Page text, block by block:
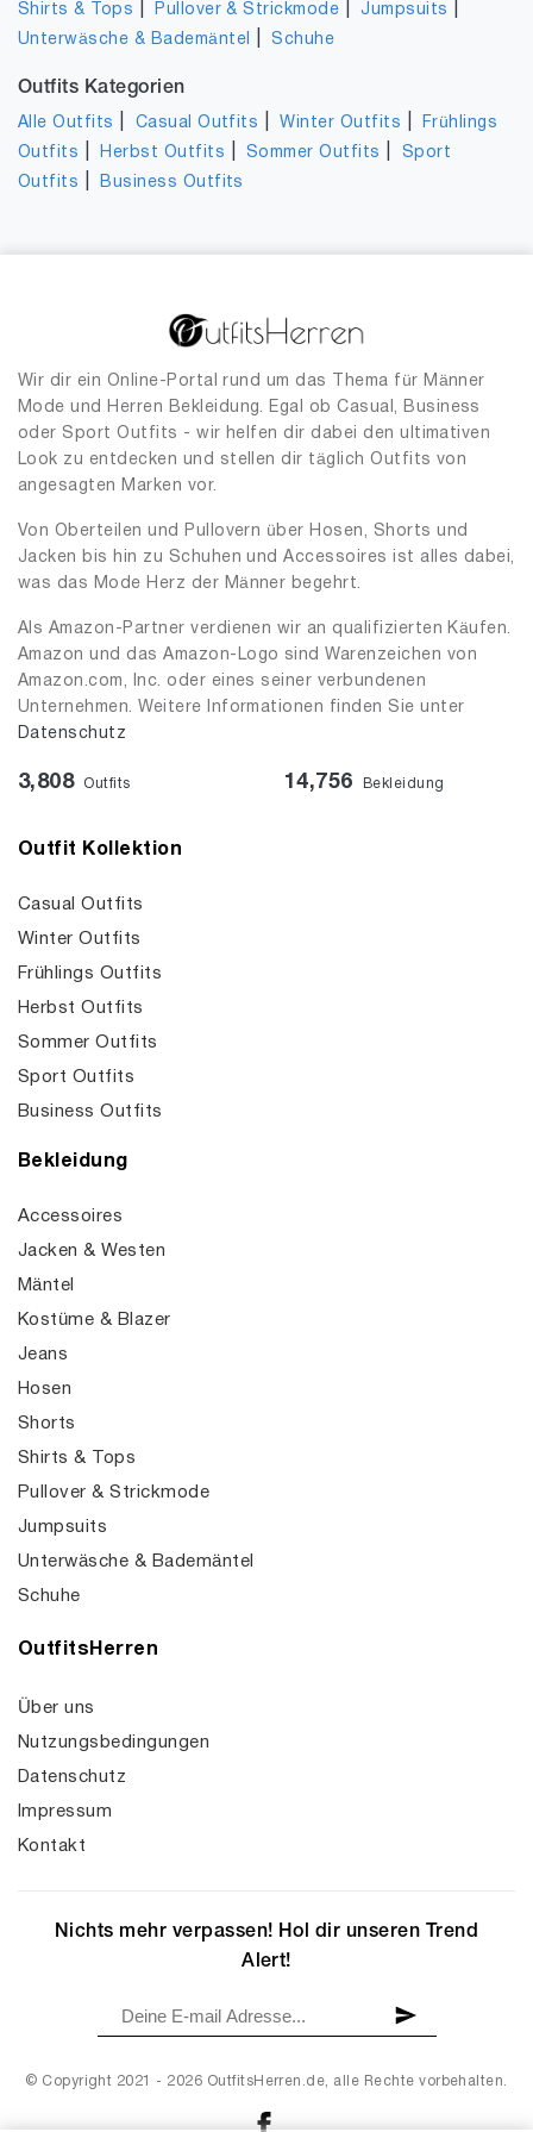
Shirts & Tops Pullover & Strickmode |Jumpsuits
Unterwäsche & Bademäntel |Schuhe
Outfits Kategorien
Alle Outfits Casual Outfits |Winter Outfits
Frühlings
Outfits
Herbst Outfits Sommer Outfits
Sport
Outfits
Business Outfits
Wir dir ein Online-Portal rund um das Thema für Männer
Mode und Herren Bekleidung. Egal ob Casual, Business
oder Sport Outfits - wir helfen dir dabei den ultimativen
Look zu entdecken und stellen dir täglich Outfits von
angesagten Marken vor.
Von Oberteilen und Pullovern über Hosen, Shorts und
Jacken bis hin zu Schuhen und Accessoires ist alles dabei,
was das Mode Herz der Männer begehrt.
Als Amazon-Partner verdienen wir an qualifizierten Käufen.
Amazon und das Amazon-Logo sind Warenzeichen von
Amazon.com, Inc. oder eines seiner verbundenen
Unternehmen. Weitere Informationen finden Sie unter
Datenschutz
3,808 Outfits 14,756 Bekleidung
Outfit Kollektion
Casual Outfits
Winter Outfits
Frühlings Outfits
Herbst Outfits
Sommer Outfits
Sport Outfits
Business Outfits
Bekleidung
Accessoires
Jacken & Westen
Mäntel
Kostüme & Blazer
Jeans
Hosen
Shorts
Shirts & Tops
Pullover & Strickmode
Jumpsuits
Unterwäsche & Bademäntel
Schuhe
OutfitsHerren
Über uns
Nutzungsbedingungen
Datenschutz
Impressum
Kontakt
© Copyright 2021 - 2026 OutfitsHerren.de, alle Rechte vorbehalten.
Nichts mehr verpassen! Hol dir unseren Trend
Alert!